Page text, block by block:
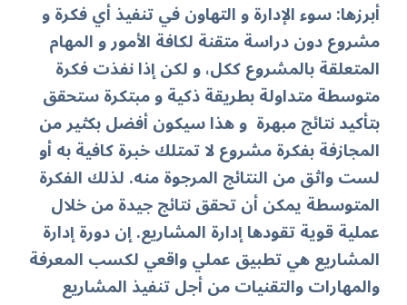
أبرزها: سوء الإدارة و التهاون في تنفيذ أي فكرة و
مشروع دون دراسة متقنة لكافة الأمور و المهام
المتعلقة بالمشروع ككل، و لكن إذا نفذت فكرة
متوسطة متداولة بطريقة ذكية و مبتكرة ستحقق
بتأكيد نتائج مبهرة و هذا سيكون أفضل بكثير من
المجازفة بفكرة مشروع لا تمتلك خبرة كافية به أو
لست واثق من النتائج المرجوة منه. لذلك الفكرة
المتوسطة يمكن أن تحقق نتائج جيدة من خلال
عملية قوية تقودها إدارة المشاريع.إن دورة إدارة
المشاريع هي تطبيق عملي واقعي لكسب المعرفة
والمهارات والتقنيات من أجل تنفيذ المشاريع